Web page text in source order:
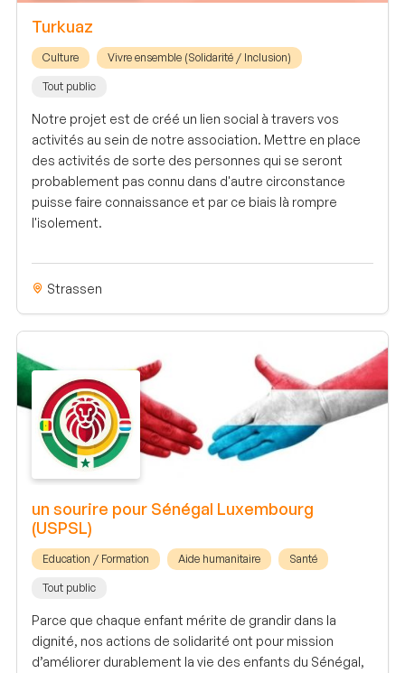
Turkuaz
Culture Vivre ensemble (Solidarité / Inclusion)
Tout public
Notre projet est de créé un lien social à travers vos
activités au sein de notre association. Mettre en place
des activités de sorte des personnes qui se seront
probablement pas connu dans d'autre circonstance
puisse faire connaissance et par ce biais là rompre
l'isolement.
Strassen
un sourire pour Sénégal Luxembourg
(USPSL)
Education / Formation Aide humanitaire Santé
Tout public
Parce que chaque enfant mérite de grandir dans la
dignité, nos actions de solidarité ont pour mission
d’améliorer durablement la vie des enfants du Sénégal,